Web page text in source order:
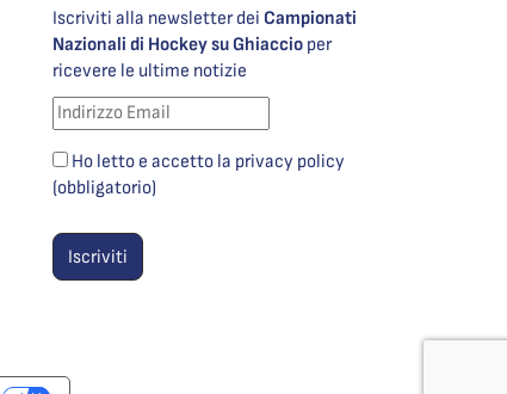
Iscriviti alla newsletter dei Campionati
Nazionali di Hockey su Ghiaccio per
ricevere le ultime notizie
Ho letto e accetto la privacy policy
(obbligatorio)